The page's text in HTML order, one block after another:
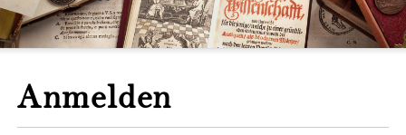
Anmelden